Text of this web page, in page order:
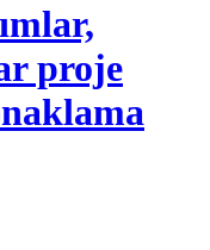
proje